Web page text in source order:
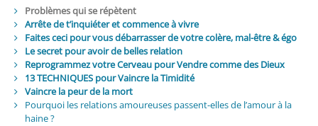
Problèmes qui se répètent
Arrête de t’inquiéter et commence à vivre
Faites ceci pour vous débarrasser de votre colère, mal-être & égo
Le secret pour avoir de belles relation
Reprogrammez votre Cerveau pour Vendre comme des Dieux
13 TECHNIQUES pour Vaincre la Timidité
Vaincre la peur de la mort
Pourquoi les relations amoureuses passent-elles de l’amour à la
haine ?